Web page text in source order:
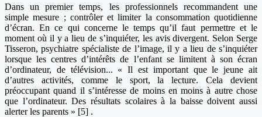
Dans un premier temps, les professionnels recommandent une
simple mesure ; contrôler et limiter la consommation quotidienne
d’écran. En ce qui concerne le temps qu’il faut permettre et le
moment où il y a lieu de s’inquiéter, les avis divergent. Selon Serge
Tisseron, psychiatre spécialiste de l’image, il y a lieu de s’inquiéter
lorsque les centres d’intérêts de l’enfant se limitent à son écran
d’ordinateur, de télévision... « Il est important que le jeune ait
d’autres activités, comme le sport, la lecture. Cela devient
préoccupant quand il s’intéresse de moins en moins à autre chose
que l’ordinateur. Des résultats scolaires à la baisse doivent aussi
alerter les parents » [5] .